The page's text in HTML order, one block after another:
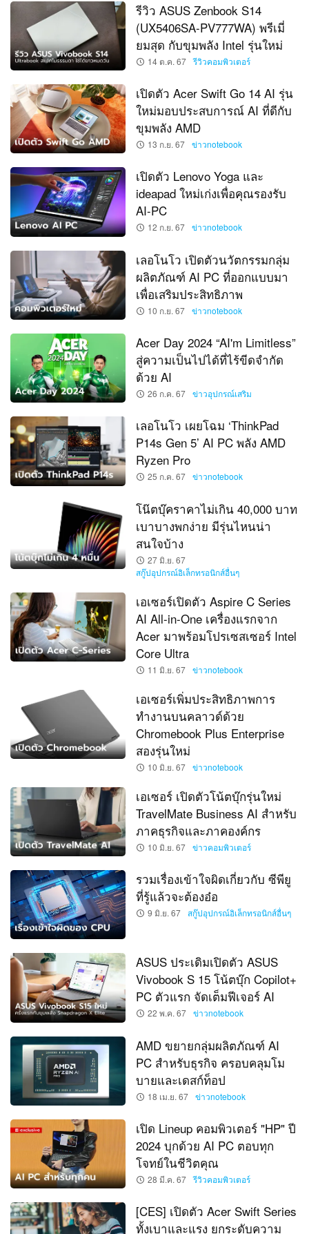
รีวิว ASUS Zenbook S14
(UX5406SA-PV777WA) พรีเมี่
ยมสุด กับขุมพลัง Intel รุ่นใหม่
14 ต.ค. 67 รีวิวคอมพิวเตอร์
เปิดตัว Acer Swift Go 14 AI รุ่น
ใหม่มอบประสบการณ์ AI ที่ดีกับ
ขุมพลัง AMD
13 ก.ย. 67 ข่าวnotebook
เปิดตัว Lenovo Yoga และ
ideapad ใหม่เก่งเพื่อคุณรองรับ
AI-PC
12 ก.ย. 67 ข่าวnotebook
เลอโนโว เปิดตัวนวัตกรรมกลุ่ม
ผลิตภัณฑ์ AI PC ที่ออกแบบมา
เพื่อเสริมประสิทธิภาพ
10 ก.ย. 67 ข่าวnotebook
Acer Day 2024 “AI'm Limitless”
สู่ความเป็นไปได้ที่ไร้ขีดจำกัด
ด้วย AI
26 ก.ค. 67 ข่าวอุปกรณ์เสริม
เลอโนโว เผยโฉม ‘ThinkPad
P14s Gen 5’ AI PC พลัง AMD
Ryzen Pro
25 ก.ค. 67 ข่าวnotebook
โน๊ตบุ๊คราคาไม่เกิน 40,000 บาท
เบาบางพกง่าย มีรุ่นไหนน่า
สนใจบ้าง
27 มิ.ย. 67
สกู๊ปอุปกรณ์อิเล็กทรอนิกส์อื่นๆ
เอเซอร์เปิดตัว Aspire C Series
AI All-in-One เครื่องแรกจาก
Acer มาพร้อมโปรเซสเซอร์ Intel
Core Ultra
11 มิ.ย. 67 ข่าวnotebook
เอเซอร์เพิ่มประสิทธิภาพการ
ทำงานบนคลาวด์ด้วย
Chromebook Plus Enterprise
สองรุ่นใหม่
10 มิ.ย. 67 ข่าวnotebook
เอเซอร์ เปิดตัวโน้ตบุ๊กรุ่นใหม่
TravelMate Business AI สำหรับ
ภาคธุรกิจและภาคองค์กร
10 มิ.ย. 67 ข่าวคอมพิวเตอร์
รวมเรื่องเข้าใจผิดเกี่ยวกับ ซีพียู
ที่รู้แล้วจะต้องอ๋อ
9 มิ.ย. 67 สกู๊ปอุปกรณ์อิเล็กทรอนิกส์อื่นๆ
ASUS ประเดิมเปิดตัว ASUS
Vivobook S 15 โน้ตบุ๊ก Copilot+
PC ตัวแรก จัดเต็มฟีเจอร์ AI
22 พ.ค. 67 ข่าวnotebook
AMD ขยายกลุ่มผลิตภัณฑ์ AI
PC สำหรับธุรกิจ ครอบคลุมโม
บายและเดสก์ท็อป
18 เม.ย. 67 ข่าวnotebook
เปิด Lineup คอมพิวเตอร์ "HP" ปี
2024 บุกด้วย AI PC ตอบทุก
โจทย์ในชีวิตคุณ
28 มี.ค. 67 รีวิวคอมพิวเตอร์
[CES] เปิดตัว Acer Swift Series
ทั้งเบาและแรง ยกระดับความ